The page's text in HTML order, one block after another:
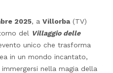
2025, a Villorba(TV)
del Villaggio delle
unico che trasforma
in un mondo incantato,
nella magia della